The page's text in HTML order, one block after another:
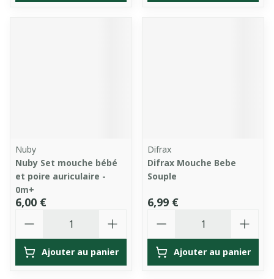
Nuby
Nuby Set mouche bébé
et poire auriculaire -
0m+
6,00 €
Ajouter au panier
Difrax
Difrax Mouche Bebe
Souple
6,99 €
Ajouter au panier